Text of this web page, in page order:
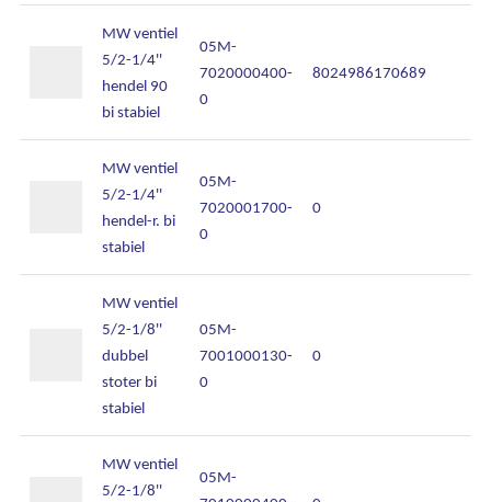
Over Kalkhuis
Contact
MW ventiel
5/2-1/4''
hendel 90
bi stabiel
05M-
7020000400-
0
8024986170689
MW ventiel
5/2-1/4''
hendel-r. bi
stabiel
05M-
7020001700-
0
0
MW ventiel
5/2-1/8''
dubbel
stoter bi
stabiel
05M-
7001000130-
0
0
MW ventiel
5/2-1/8''
05M-